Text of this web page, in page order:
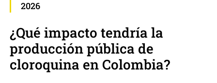
2026
¿Qué impacto tendría la
producción pública de
cloroquina en Colombia?